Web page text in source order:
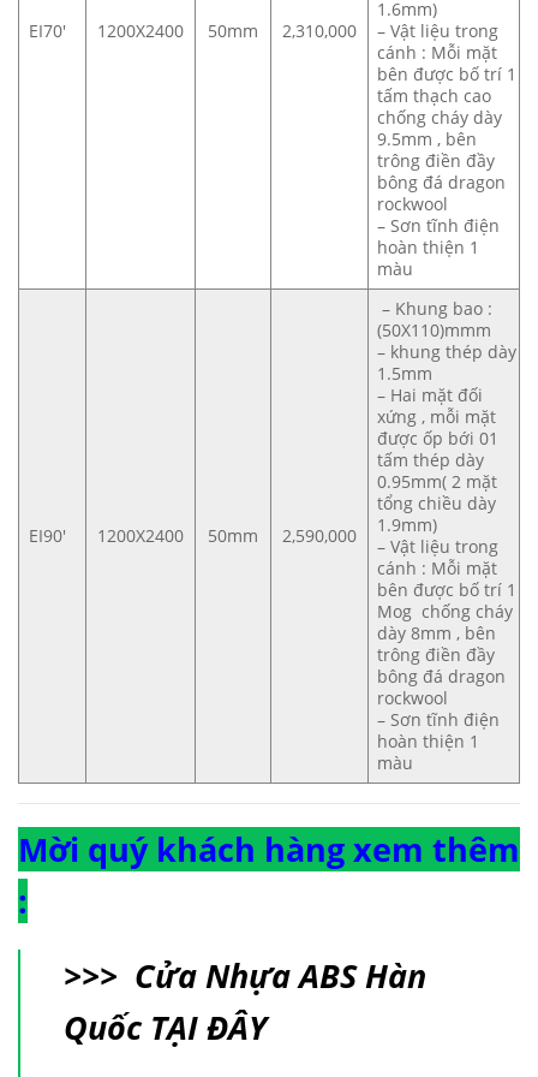
EI70′ 1200X2400 50mm 2,310,000
1.6mm)
– Vật liệu trong
cánh : Mỗi mặt
bên được bố trí 1
tấm thạch cao
chống cháy dày
9.5mm , bên
trông điền đầy
bông đá dragon
rockwool
– Sơn tĩnh điện
hoàn thiện 1
màu
EI90′ 1200X2400 50mm 2,590,000
– Khung bao :
(50X110)mmm
– khung thép dày
1.5mm
– Hai mặt đối
xứng , mỗi mặt
được ốp bới 01
tấm thép dày
0.95mm( 2 mặt
tổng chiều dày
1.9mm)
– Vật liệu trong
cánh : Mỗi mặt
bên được bố trí 1
Mog chống cháy
dày 8mm , bên
trông điền đầy
bông đá dragon
rockwool
– Sơn tĩnh điện
hoàn thiện 1
màu
Mời quý khách hàng xem thêm
:
>>> Cửa Nhựa ABS Hàn
QuốcTẠI ĐÂY